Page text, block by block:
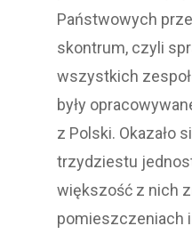
Państwowych
skontrum, czyli
wszystkich
były
z Polski. Okazało
trzydziestu
większość z nich
pomieszczeniach